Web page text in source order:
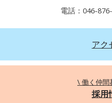
電話：046-
アク
\ 働く仲間
採用